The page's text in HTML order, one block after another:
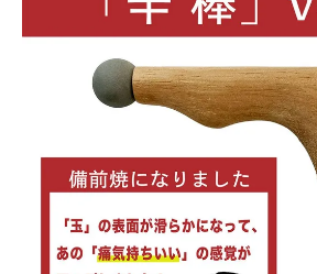
person 会員登録
カテゴリーから探す